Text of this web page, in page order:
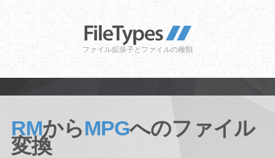
ファイル拡張子とファイルの種類
RMからMPGへのファイル
変換